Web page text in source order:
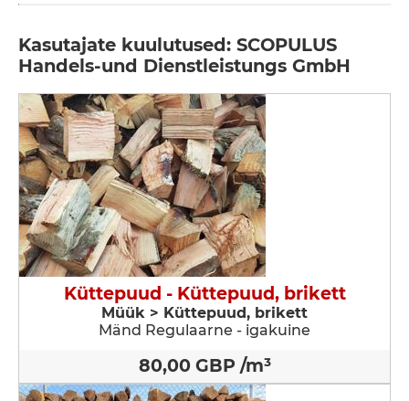
Kasutajate kuulutused: SCOPULUS
Handels-und Dienstleistungs GmbH
Küttepuud - Küttepuud, brikett
Müük > Küttepuud, brikett
Mänd Regulaarne - igakuine
80,00 GBP /m³